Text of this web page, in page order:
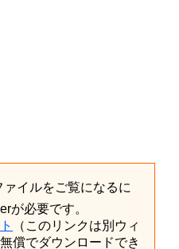
ァイルをご覧になるに
が必要です。
（このリンクは別ウィ
償でダウンロードでき